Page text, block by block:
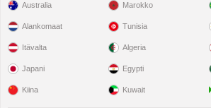
Australia
Alankomaat
Itävalta
Japani
Kiina
Marokko
Tunisia
Algeria
Egypti
Kuwait